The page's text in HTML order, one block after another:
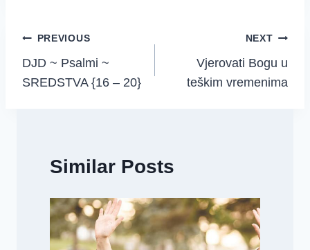
Post
navigation
PREVIOUS
DJD ~ Psalmi ~
SREDSTVA {16 – 20}
NEXT
Vjerovati Bogu u
teškim vremenima
Similar Posts